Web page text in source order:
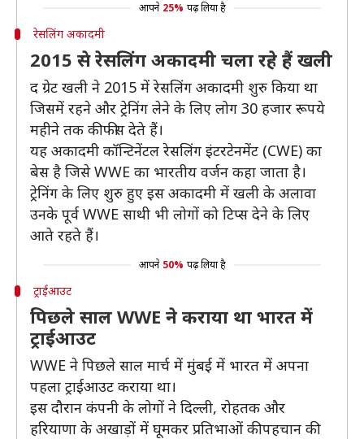
आपने 25% पढ़ लिया है
रेसलिंग अकादमी
2015 से रेसलिंग अकादमी चला रहे हैं खली
द ग्रेट खली ने 2015 में रेसलिंग अकादमी शुरु किया था
जिसमें रहने और ट्रेनिंग लेने के लिए लोग 30 हजार रूपये
महीने तक की फीस देते हैं।
यह अकादमी कॉन्टिनेंटल रेसलिंग इंटरटेनमेंट (CWE) का
बेस है जिसे WWE का भारतीय वर्जन कहा जाता है।
ट्रेनिंग के लिए शुरु हुए इस अकादमी में खली के अलावा
उनके पूर्व WWE साथी भी लोगों को टिप्स देने के लिए
आते रहते हैं।
आपने 50% पढ़ लिया है
ट्राईआउट
पिछले साल WWE ने कराया था भारत में
ट्राईआउट
WWE ने पिछले साल मार्च में मुंबई में भारत में अपना
पहला ट्राईआउट कराया था।
इस दौरान कंपनी के लोगों ने दिल्ली, रोहतक और
हरियाणा के अखाड़ों में घूमकर प्रतिभाओं की पहचान की